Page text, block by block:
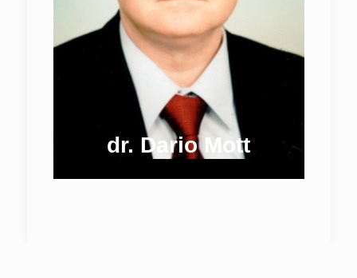
dr. Dario Mott